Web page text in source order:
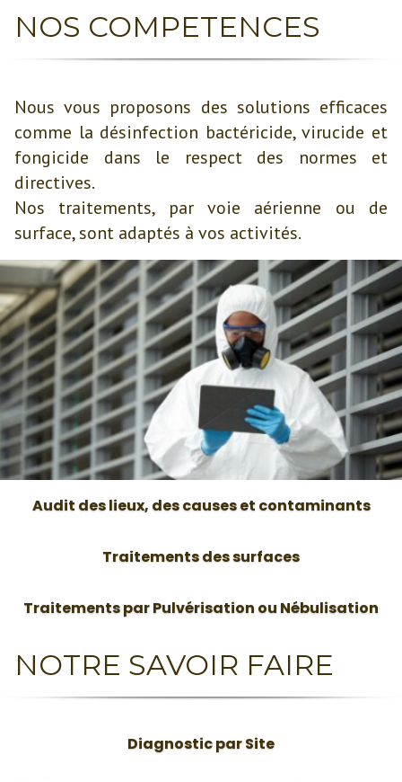
NOS COMPETENCES
Nous vous proposons des solutions efficaces
comme la désinfection bactéricide, virucide et
fongicide dans le respect des normes et
directives.
Nos traitements, par voie aérienne ou de
surface, sont adaptés à vos activités.
Audit des lieux, des causes et contaminants
Traitements des surfaces
Traitements par Pulvérisation ou Nébulisation
NOTRE SAVOIR FAIRE
Diagnostic par Site